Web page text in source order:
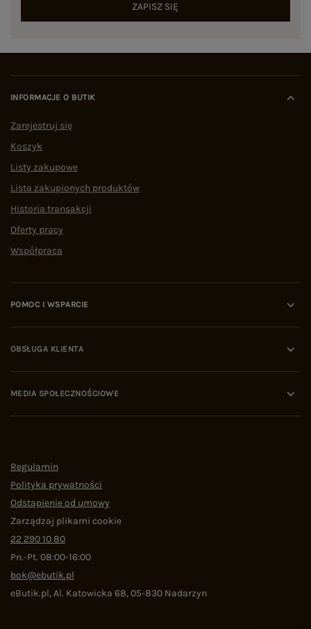
ZAPISZ SIĘ
INFORMACJE O BUTIK
Zarejestruj się
Koszyk
Listy zakupowe
Lista zakupionych produktów
Historia transakcji
Oferty pracy
Współpraca
POMOC I WSPARCIE
OBSŁUGA KLIENTA
MEDIA SPOŁECZNOŚCIOWE
Regulamin
Polityka prywatności
Odstąpienie od umowy
Zarządzaj plikami cookie
22 290 10 80
Pn.-Pt. 08:00-16:00
bok@ebutik.pl
eButik.pl,Al. Katowicka 68,05-830 Nadarzyn